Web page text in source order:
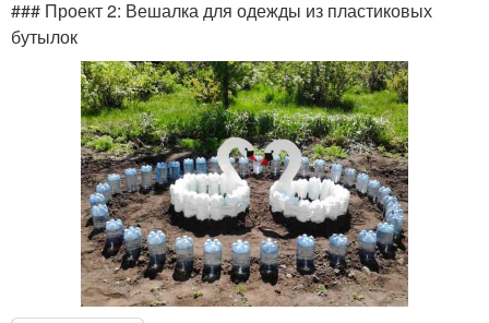
### Проект 2: Вешалка для одежды из пластиковых
бутылок